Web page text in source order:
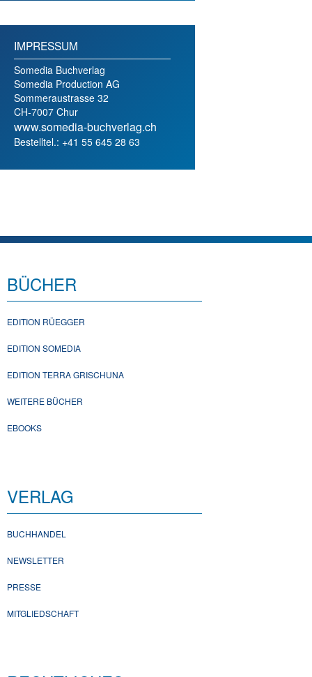
IMPRESSUM
Somedia Buchverlag
Somedia Production AG
Sommeraustrasse 32
CH-7007 Chur
www.somedia-buchverlag.ch
Bestelltel.: +41 55 645 28 63
BÜCHER
EDITION RÜEGGER
EDITION SOMEDIA
EDITION TERRA GRISCHUNA
WEITERE BÜCHER
EBOOKS
VERLAG
BUCHHANDEL
NEWSLETTER
PRESSE
MITGLIEDSCHAFT